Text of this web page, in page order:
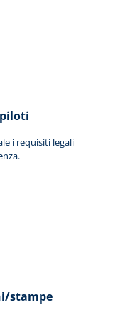
i requisiti legali
stampe